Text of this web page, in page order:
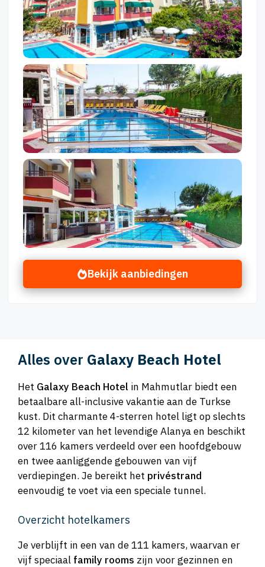
Bekijk aanbiedingen
Alles over Galaxy Beach Hotel
Het Galaxy Beach Hotel in Mahmutlar biedt een
betaalbare all-inclusive vakantie aan de Turkse
kust. Dit charmante 4-sterren hotel ligt op slechts
12 kilometer van het levendige Alanya en beschikt
over 116 kamers verdeeld over een hoofdgebouw
en twee aanliggende gebouwen van vijf
verdiepingen. Je bereikt het privéstrand
eenvoudig te voet via een speciale tunnel.
Overzicht hotelkamers
Je verblijft in een van de 111 kamers, waarvan er
vijf speciaal family rooms zijn voor gezinnen en